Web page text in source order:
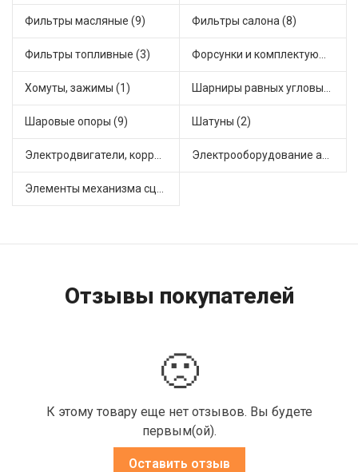
Фильтры масляные (9) Фильтры салона (8)
Фильтры топливные (3)
Хомуты, зажимы (1)
Шаровые опоры (9) Шатуны (2)
Отзывы покупателей
🙁
К этому товару еще нет отзывов. Вы будете
первым(ой).
Оставить отзыв